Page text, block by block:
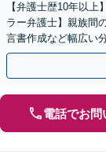
【弁護士歴10年以
ラー弁護士】親族間
言書作成など幅広い
さい。【夜間・休日
電話でお問